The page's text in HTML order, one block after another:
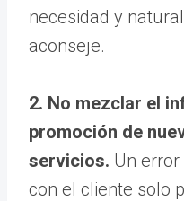
necesidad y
aconseje.
2. No mezclar el
promoción de
servicios. Un
con el cliente solo